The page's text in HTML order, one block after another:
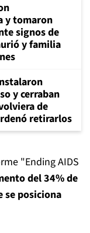
y tomaron
signos de
y familia
y cerraban
de
retirarlos
"Ending AIDS
del 34% de
se posiciona